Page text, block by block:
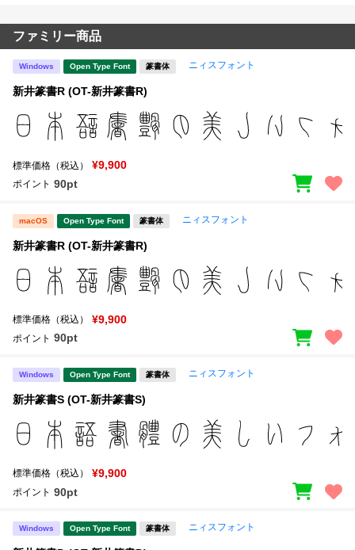
ファミリー商品
Windows Open Type Font 篆書体 ニィスフォント
新井篆書R (OT-新井篆書R)
標準価格（税込） ¥9,900
ポイント 90pt
macOS Open Type Font 篆書体 ニィスフォント
新井篆書R (OT-新井篆書R)
標準価格（税込） ¥9,900
ポイント 90pt
Windows Open Type Font 篆書体 ニィスフォント
新井篆書S (OT-新井篆書S)
標準価格（税込） ¥9,900
ポイント 90pt
Windows Open Type Font 篆書体 ニィスフォント